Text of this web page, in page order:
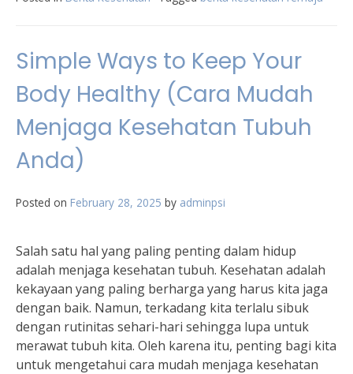
Simple Ways to Keep Your
Body Healthy (Cara Mudah
Menjaga Kesehatan Tubuh
Anda)
Posted on February 28, 2025 by adminpsi
Salah satu hal yang paling penting dalam hidup
adalah menjaga kesehatan tubuh. Kesehatan adalah
kekayaan yang paling berharga yang harus kita jaga
dengan baik. Namun, terkadang kita terlalu sibuk
dengan rutinitas sehari-hari sehingga lupa untuk
merawat tubuh kita. Oleh karena itu, penting bagi kita
untuk mengetahui cara mudah menjaga kesehatan